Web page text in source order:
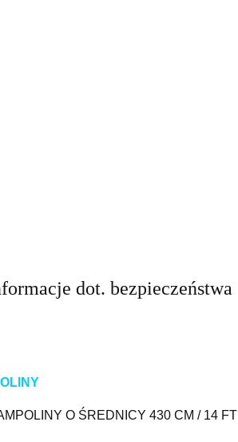
dot. bezpieczeństwa
O ŚREDNICY 430 CM / 14 FT